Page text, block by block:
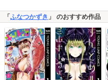
「ふなつかずき 」 のおすすめ作品